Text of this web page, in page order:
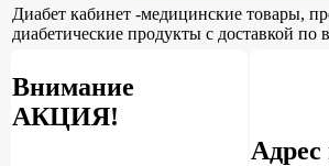
Диабет кабинет -медицинские товары,
диабетические продукты с доставкой по
Внимание
АКЦИЯ!
Адрес